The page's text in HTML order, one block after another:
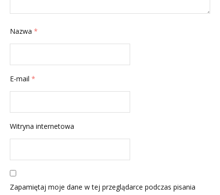
Nazwa *
E-mail *
Witryna internetowa
Zapamiętaj moje dane w tej przeglądarce podczas pisania